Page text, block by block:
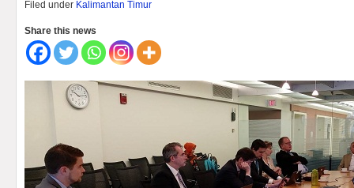
Filed under Kalimantan Timur
Share this news